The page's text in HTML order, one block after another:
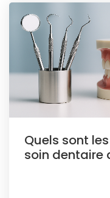
Quels sont
soin dentaire